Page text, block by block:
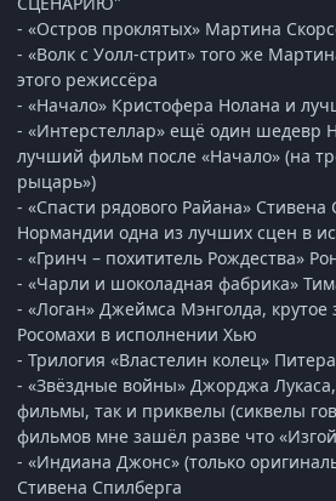
- «Остров проклятых» Мартина
- «Волк с Уолл-стрит» того же
этого режиссёра
- «Начало» Кристофера Нолана и
- «Интерстеллар» ещё один шедевр
лучший фильм после «Начало» (на
рыцарь»)
- «Спасти рядового Райана» Стивена
Нормандии одна из лучших сцен в
- «Гринч – похититель Рождества»
- «Чарли и шоколадная фабрика»
- «Логан» Джеймса Мэнголда,
Росомахи в исполнении Хью
- Трилогия «Властелин колец»
- «Звёздные войны» Джорджа
фильмы, так и приквелы (сиквелы
фильмов мне зашёл разве что
- «Индиана Джонс» (только
Стивена Спилберга